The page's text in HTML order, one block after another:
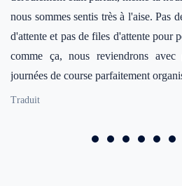
nous sommes sentis très à l'aise. Pas
d'attente et pas de files d'attente pour
comme ça, nous reviendrons
journées de course parfaitement
Traduit